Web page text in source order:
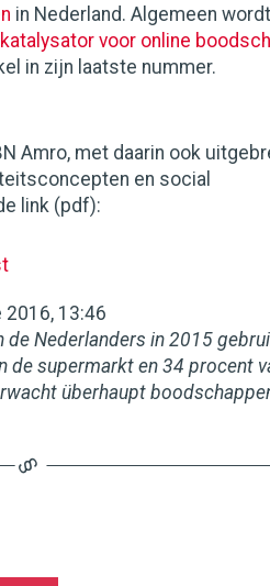
in Nederland. Algemeen
katalysator voor online
in zijn laatste nummer.
Amro, met daarin ook
en social
link (pdf):
2016, 13:46
Nederlanders in 2015
de supermarkt en 34 procent
überhaupt